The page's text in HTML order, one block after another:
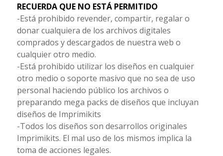
RECUERDA QUE NO ESTÁ PERMITIDO
-Está prohibido revender, compartir, regalar o
donar cualquiera de los archivos digitales
comprados y descargados de nuestra web o
cualquier otro medio.
-Está prohibido utilizar los diseños en cualquier
otro medio o soporte masivo que no sea de uso
personal haciendo público los archivos o
preparando mega packs de diseños que incluyan
diseños de Imprimikits
-Todos los diseños son desarrollos originales
Imprimikits. El mal uso de los mismos implica la
toma de acciones legales.